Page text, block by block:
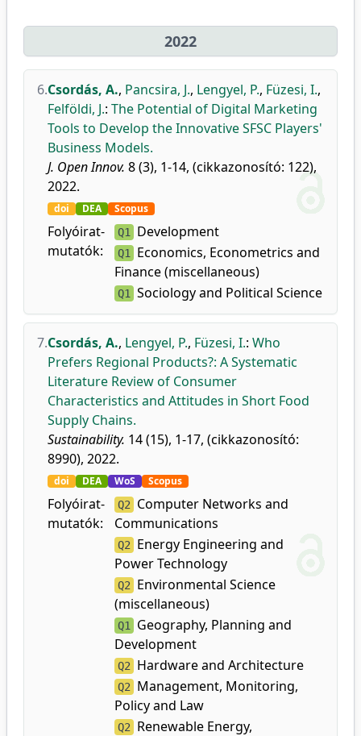
2022
6.Csordás, A., Pancsira, J., Lengyel, P., Füzesi, I.,
Felföldi, J.: The Potential of Digital Marketing
Tools to Develop the Innovative SFSC Players'
Business Models.
J. Open Innov. 8 (3), 1-14, (cikkazonosító: 122),
2022.
doi DEA Scopus
Folyóirat-
mutatók:
Q1 Development
Q1 Economics, Econometrics and
Finance (miscellaneous)
Q1 Sociology and Political Science
7.Csordás, A., Lengyel, P., Füzesi, I.: Who
Prefers Regional Products?: A Systematic
Literature Review of Consumer
Characteristics and Attitudes in Short Food
Supply Chains.
Sustainability. 14 (15), 1-17, (cikkazonosító:
8990), 2022.
doi DEA WoS Scopus
Folyóirat-
mutatók:
Q2 Computer Networks and
Communications
Q2 Energy Engineering and
Power Technology
Q2 Environmental Science
(miscellaneous)
Q1 Geography, Planning and
Development
Q2 Hardware and Architecture
Q2 Management, Monitoring,
Policy and Law
Q2 Renewable Energy,